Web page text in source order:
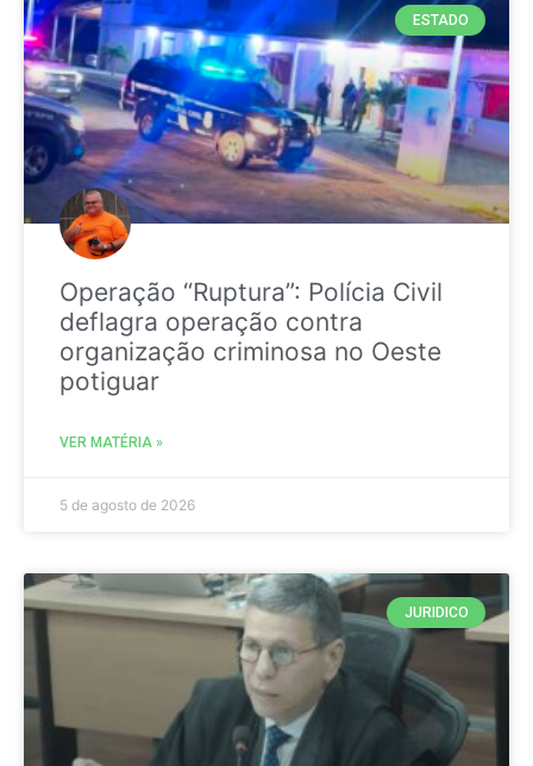
ESTADO
Operação “Ruptura”: Polícia Civil
deflagra operação contra
organização criminosa no Oeste
potiguar
VER MATÉRIA »
5 de agosto de 2026
JURIDICO